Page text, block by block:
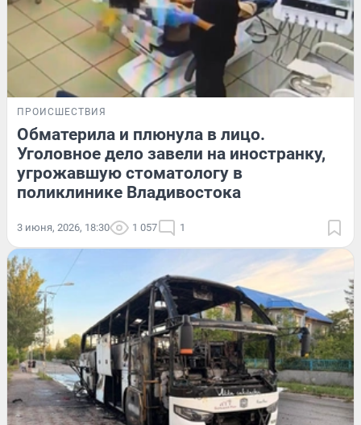
ПРОИСШЕСТВИЯ
Обматерила и плюнула в лицо.
Уголовное дело завели на иностранку,
угрожавшую стоматологу в
поликлинике Владивостока
3 июня, 2026, 18:30 1 057 1